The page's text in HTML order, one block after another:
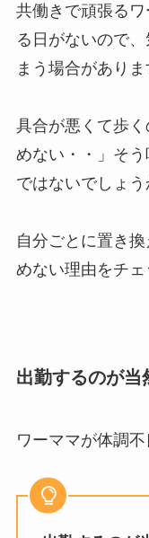
共働きで頑張る
る日がないので
まう場合がありま
具合が悪くて歩
めない・・」そ
ではないでしょう
自分ごとに置き
めない理由をチェ
出勤するのが当
ワーママが体調